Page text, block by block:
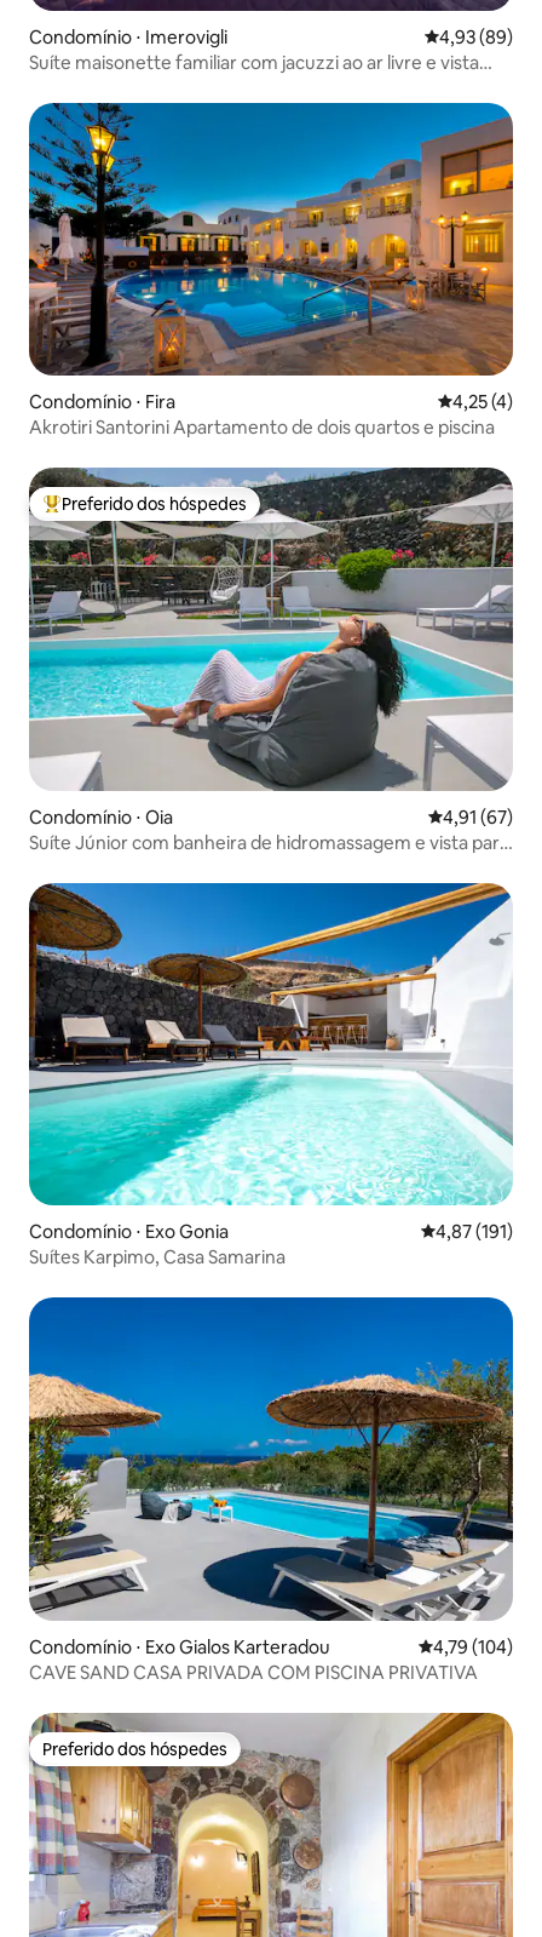
Condomínio ⋅ Imerovigli 4,93 de uma
4,93 (89)
Suíte maisonette familiar com jacuzzi ao ar livre e vista
Condomínio ⋅ Fira 4,25 de
4,25 (4)
Akrotiri Santorini Apartamento de dois quartos e piscina
Entre os melhores preferidos dos hóspedes
Preferido dos hóspedes
Condomínio ⋅ Oia 4,91 de uma
4,91 (67)
Suíte Júnior com banheira de hidromassagem e vista para
Condomínio ⋅ Exo Gonia 4,87 de uma
4,87 (191)
Suítes Karpimo, Casa Samarina
Condomínio ⋅ Exo Gialos Karteradou 4,79 de uma
4,79 (104)
CAVE SAND CASA PRIVADA COM PISCINA PRIVATIVA
Preferido dos hóspedes
Preferido dos hóspedes